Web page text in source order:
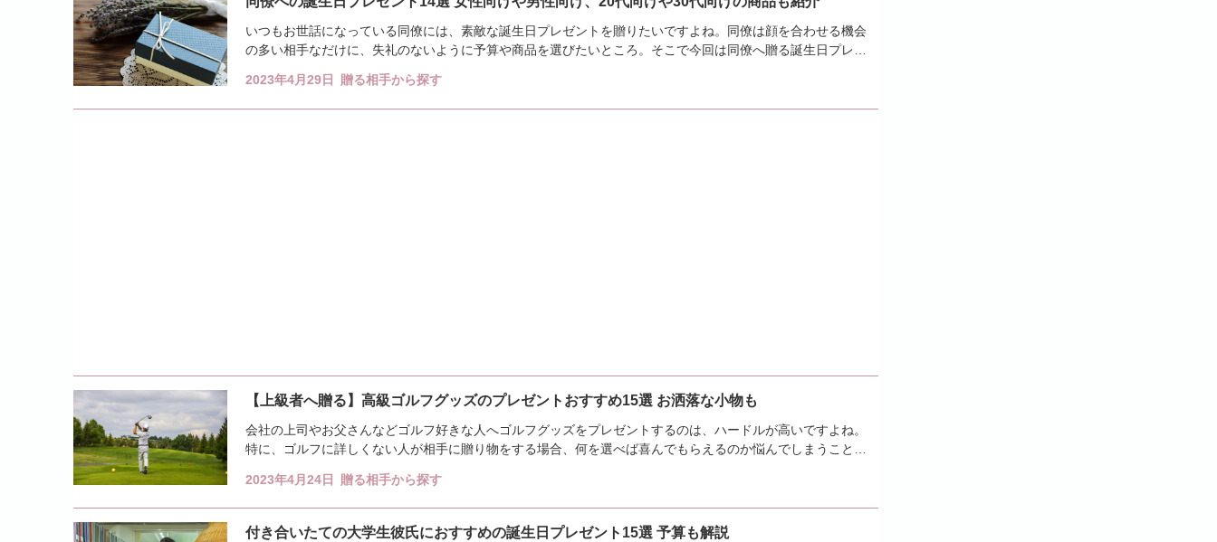
いつもお世話になっている同僚には、素敵な誕生日プレゼントを贈りたいですよね。同僚は顔を合わせる機会
の多い相手なだけに、失礼のないように予算や商品を選びたいところ。そこで今回は同僚へ贈る誕生日プレゼ
2023年4月29日 贈る相手から探す
【上級者へ贈る】高級ゴルフグッズのプレゼントおすすめ15選 お洒落な小物も
会社の上司やお父さんなどゴルフ好きな人へゴルフグッズをプレゼントするのは、ハードルが高いですよね。
特に、ゴルフに詳しくない人が相手に贈り物をする場合、何を選べば喜んでもらえるのか悩んでしまうことも
2023年4月24日 贈る相手から探す
付き合いたての大学生彼氏におすすめの誕生日プレゼント15選 予算も解説